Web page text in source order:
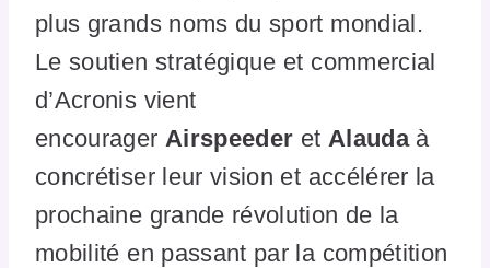
plus grands noms du sport mondial.
Le soutien stratégique et commercial
d’Acronis vient
encourager Airspeeder et Alaudaà
concrétiser leur vision et accélérer la
prochaine grande révolution de la
mobilité en passant par la compétition